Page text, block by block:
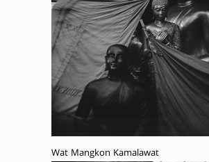
Wat Mangkon Kamalawat